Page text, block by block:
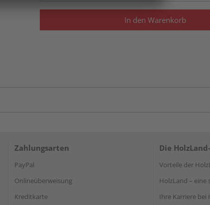
In den Warenkorb
Zahlungsarten
PayPal
Onlineüberweisung
Kreditkarte
Die
Vorteile der
HolzLand – eine
Ihre Karriere bei